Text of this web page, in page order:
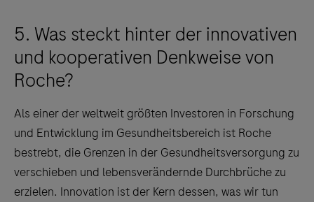
5. Was steckt hinter der innovativen
und kooperativen Denkweise von
Roche?
Als einer der weltweit größten Investoren in Forschung
und Entwicklung im Gesundheitsbereich ist Roche
bestrebt, die Grenzen in der Gesundheitsversorgung zu
verschieben und lebensverändernde Durchbrüche zu
erzielen. Innovation ist der Kern dessen, was wir tun